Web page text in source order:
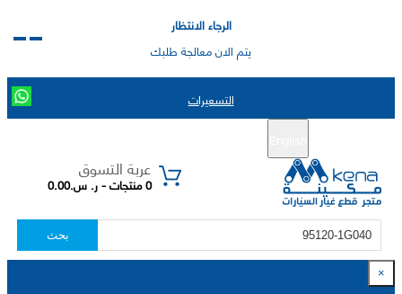
الرجاء الانتظار
يتم الان معالجة طلبك
التسعيرات
عربة التسوق
0 منتجات - ر. س.0.00
بحث
×